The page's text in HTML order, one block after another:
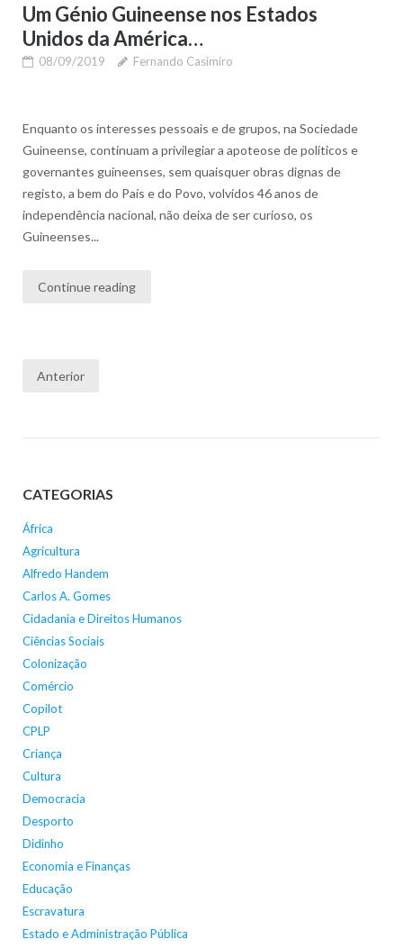
Um Génio Guineense nos Estados
Unidos da América…
08/09/2019 Fernando Casimiro
Enquanto os interesses pessoais e de grupos, na Sociedade
Guineense, continuam a privilegiar a apoteose de políticos e
governantes guineenses, sem quaisquer obras dignas de
registo, a bem do País e do Povo, volvidos 46 anos de
independência nacional, não deixa de ser curioso, os
Guineenses...
Continue reading
Paginação
Anterior
CATEGORIAS
África
Agricultura
Alfredo Handem
Carlos A. Gomes
Cidadania e Direitos Humanos
Ciências Sociais
Colonização
Comércio
Copilot
CPLP
Criança
Cultura
Democracia
Desporto
Didinho
Economia e Finanças
Educação
Escravatura
Estado e Administração Pública